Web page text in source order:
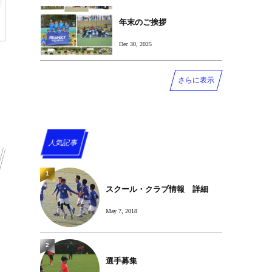
年末のご挨拶
Dec 30, 2025
さらに表示
人気記事
スクール・クラブ情報 詳細
May 7, 2018
1
選手募集
2